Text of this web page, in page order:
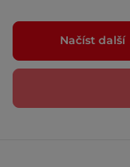
Načíst další